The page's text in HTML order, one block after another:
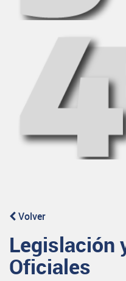
Volver
Legislación
Oficiales